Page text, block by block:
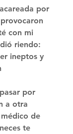
por
con mi
riendo:
ineptos y
por
a otra
de
te